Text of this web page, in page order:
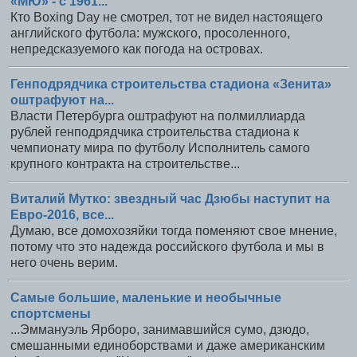
Кто Boxing Day не смотрел, тот не видел настоящего
английского футбола: мужского, просоленного,
непредсказуемого как погода на островах.
Генподрядчика строительства стадиона «Зенита»
оштрафуют на...
Власти Петербурга оштрафуют на полмиллиарда
рублей генподрядчика строительства стадиона к
чемпионату мира по футболу Исполнитель самого
крупного контракта на строительстве...
Виталий Мутко: звездный час Дзюбы наступит на
Евро-2016, все...
Думаю, все домохозяйки тогда поменяют свое мнение,
потому что это надежда российского футбола и мы в
него очень верим.
Самые большие, маленькие и необычные
спортсмены
...Эммануэль Ярборо, занимавшийся сумо, дзюдо,
смешанными единоборствами и даже американским